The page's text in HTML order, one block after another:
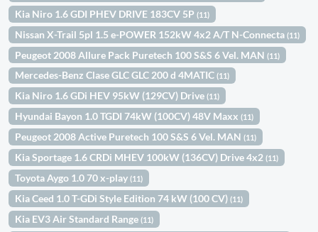
Kia Niro 1.6 GDI PHEV DRIVE 183CV 5P(11)
Nissan X-Trail 5pl 1.5 e-POWER 152kW 4x2 A/T N-Connecta(11)
Peugeot 2008 Allure Pack Puretech 100 S&S 6 Vel. MAN(11)
Mercedes-Benz Clase GLC GLC 200 d 4MATIC(11)
Kia Niro 1.6 GDi HEV 95kW (129CV) Drive(11)
Hyundai Bayon 1.0 TGDI 74kW (100CV) 48V Maxx(11)
Peugeot 2008 Active Puretech 100 S&S 6 Vel. MAN(11)
Kia Sportage 1.6 CRDi MHEV 100kW (136CV) Drive 4x2(11)
Toyota Aygo 1.0 70 x-play(11)
Kia Ceed 1.0 T-GDi Style Edition 74 kW (100 CV)(11)
Kia EV3 Air Standard Range(11)